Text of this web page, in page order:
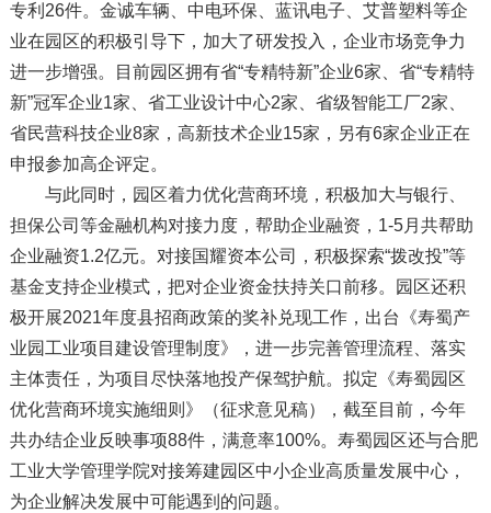
专利26件。金诚车辆、中电环保、蓝讯电子、艾普塑料等企
业在园区的积极引导下，加大了研发投入，企业市场竞争力
进一步增强。目前园区拥有省“专精特新”企业6家、省“专精特
新”冠军企业1家、省工业设计中心2家、省级智能工厂2家、
省民营科技企业8家，高新技术企业15家，另有6家企业正在
申报参加高企评定。
与此同时，园区着力优化营商环境，积极加大与银行、
担保公司等金融机构对接力度，帮助企业融资，1-5月共帮助
企业融资1.2亿元。对接国耀资本公司，积极探索“拨改投”等
基金支持企业模式，把对企业资金扶持关口前移。园区还积
极开展2021年度县招商政策的奖补兑现工作，出台《寿蜀产
业园工业项目建设管理制度》，进一步完善管理流程、落实
主体责任，为项目尽快落地投产保驾护航。拟定《寿蜀园区
优化营商环境实施细则》（征求意见稿），截至目前，今年
共办结企业反映事项88件，满意率100%。寿蜀园区还与合肥
工业大学管理学院对接筹建园区中小企业高质量发展中心，
为企业解决发展中可能遇到的问题。